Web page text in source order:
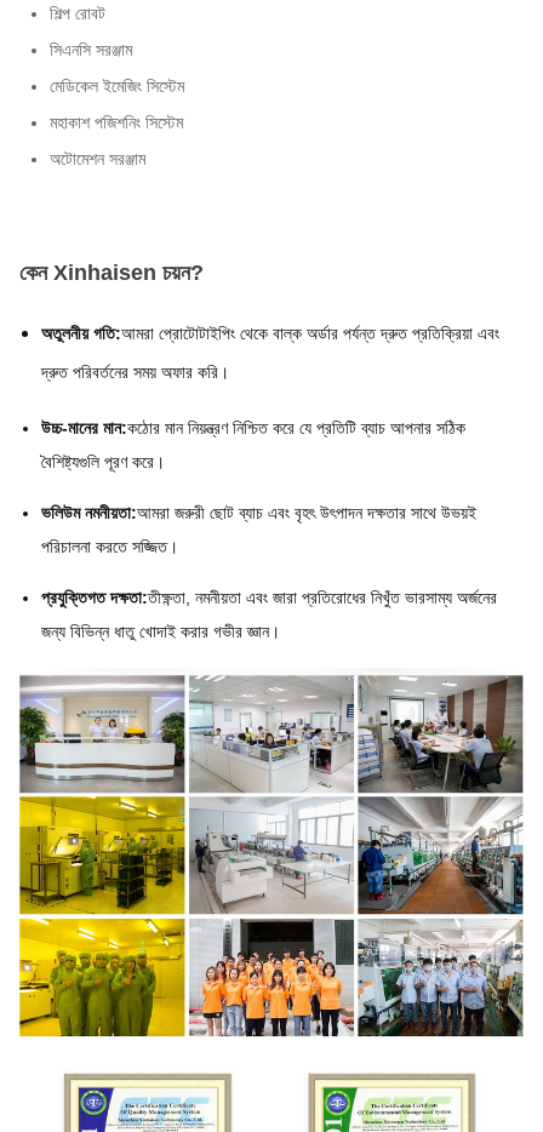
শিল্প রোবট
সিএনসি সরঞ্জাম
মেডিকেল ইমেজিং সিস্টেম
মহাকাশ পজিশনিং সিস্টেম
অটোমেশন সরঞ্জাম
কেন Xinhaisen চয়ন?
অতুলনীয় গতি:আমরা প্রোটোটাইপিং থেকে বাল্ক অর্ডার পর্যন্ত দ্রুত প্রতিক্রিয়া এবং
দ্রুত পরিবর্তনের সময় অফার করি।
উচ্চ-মানের মান:কঠোর মান নিয়ন্ত্রণ নিশ্চিত করে যে প্রতিটি ব্যাচ আপনার সঠিক
বৈশিষ্ট্যগুলি পূরণ করে।
ভলিউম নমনীয়তা:আমরা জরুরী ছোট ব্যাচ এবং বৃহৎ উৎপাদন দক্ষতার সাথে উভয়ই
পরিচালনা করতে সজ্জিত।
প্রযুক্তিগত দক্ষতা:তীক্ষ্ণতা, নমনীয়তা এবং জারা প্রতিরোধের নিখুঁত ভারসাম্য অর্জনের
জন্য বিভিন্ন ধাতু খোদাই করার গভীর জ্ঞান।